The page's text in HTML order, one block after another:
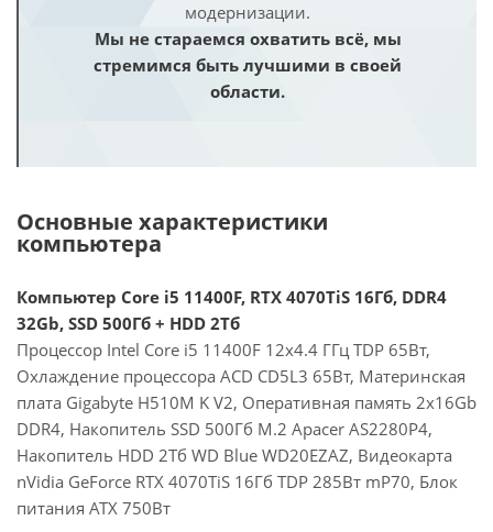
модернизации.
Мы не стараемся охватить всё, мы
стремимся быть лучшими в своей
области.
Основные характеристики
компьютера
Компьютер Core i5 11400F, RTX 4070TiS 16Гб, DDR4
32Gb, SSD 500Гб + HDD 2Тб
Процессор Intel Core i5 11400F 12x4.4 ГГц TDP 65Вт,
Охлаждение процессора ACD CD5L3 65Вт, Материнская
плата Gigabyte H510M K V2, Оперативная память 2x16Gb
DDR4, Накопитель SSD 500Гб M.2 Apacer AS2280P4,
Накопитель HDD 2Тб WD Blue WD20EZAZ, Видеокарта
nVidia GeForce RTX 4070TiS 16Гб TDP 285Вт mP70, Блок
питания ATX 750Вт